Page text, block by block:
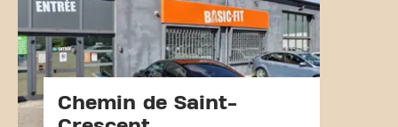
Chemin de Saint-